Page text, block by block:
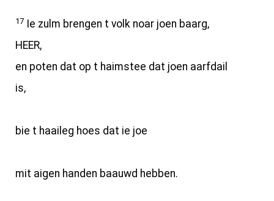
17
Ie zulm brengen t volk noar joen baarg,
HEER,
en poten dat op t haimstee dat joen aarfdail
is,
bie t haaileg hoes dat ie joe
mit aigen handen baauwd hebben.